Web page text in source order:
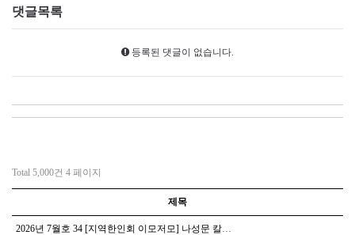
댓글목록
등록된 댓글이 없습니다.
Total 5,000건 4 페이지
제목
2026년 7월호 34 [지역한인회 이모저모] 나성문 칼리만탄한인회장, 주인도네시아 대한민국대사관 영사협력원 위촉